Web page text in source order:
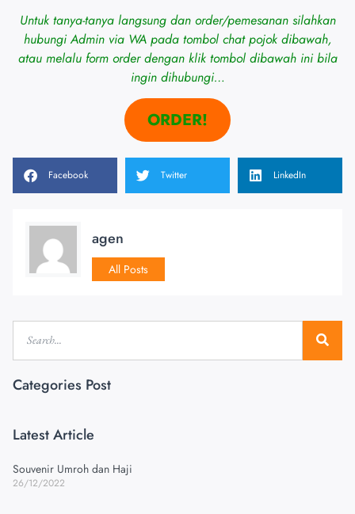
Untuk tanya-tanya langsung dan order/pemesanan silahkan
hubungi Admin via WA pada tombol chat pojok dibawah,
atau melalu form order dengan klik tombol dibawah ini bila
ingin dihubungi…
ORDER!
Facebook Twitter LinkedIn
agen
All Posts
Categories Post
Latest Article
Souvenir Umroh dan Haji
26/12/2022